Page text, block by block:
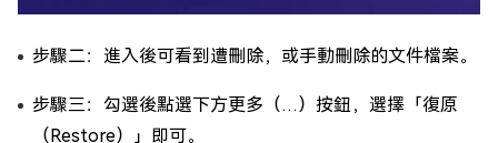
步驟二：進入後可看到遭刪除，或手動刪除的文件檔案。
步驟三：勾選後點選下方更多（…）按鈕，選擇「復原
（Restore）」即可。